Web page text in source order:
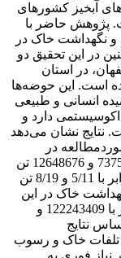
آبخیز کشورهای
پژوهش حاضر با
نگهداشت خاک در
همچنین در این تحقیق دو
در استان
است. این حوضه‌ها
انسانی و طبیعی
دارد و
نتایج نشان می‌دهد
در
سال‌های موردبررسی به ترتیب برابرند با 7375590 و 12648676 تن
مجموعاً در حوضه های آبخیز مورد مطالعه برابر با 5/11 و 8/19 تن
خاک در این
سال‌ها در کل حوضه آبخیز به ترتیب عبارتند از با 122243409 و
اساس نتایج
خاک و رسوب
نیاز فوری به